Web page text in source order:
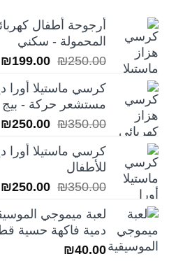
أرجوحة أطفال
المحمولة - سكني
₪250.00
السعر
هو:
₪250.00.
₪199.00
مستشعر حركة - بيج
₪350.00
السعر
هو:
₪250.00
للأطفال
₪350.00
السعر
هو:
₪350.00.
₪250.00
لعبة ميموجي
دمية فاكهة حسية
₪40.00